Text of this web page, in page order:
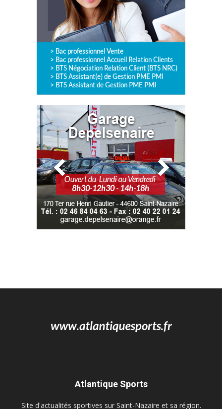
Atlantique Sports
Site d'actualités sportives sur Saint-Nazaire et sa région.